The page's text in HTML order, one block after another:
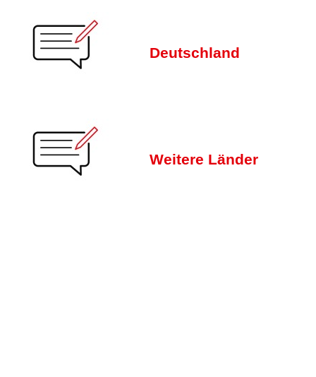
Deutschland
Weitere Länder